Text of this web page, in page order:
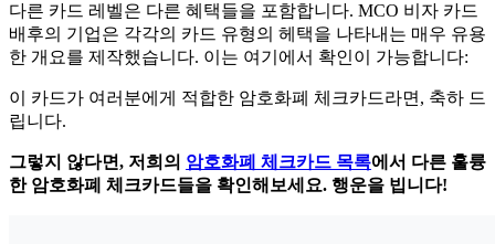
다른 카드 레벨은 다른 혜택들을 포함합니다. MCO 비자 카드
배후의 기업은 각각의 카드 유형의 헤택을 나타내는 매우 유용
한 개요를 제작했습니다. 이는 여기에서 확인이 가능합니다:
이 카드가 여러분에게 적합한 암호화폐 체크카드라면, 축하 드
립니다.
그렇지 않다면, 저희의 암호화폐 체크카드 목록에서 다른 훌륭
한 암호화폐 체크카드들을 확인해보세요. 행운을 빕니다!